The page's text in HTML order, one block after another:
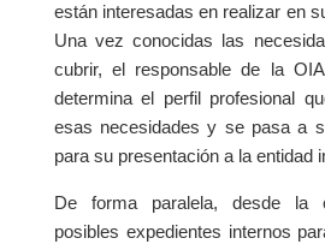
están interesadas en realizar en
Una vez conocidas las
cubrir, el responsable de la
determina el perfil profesional
esas necesidades y se pasa a
para su presentación a la entidad
De forma paralela, desde la
posibles expedientes internos